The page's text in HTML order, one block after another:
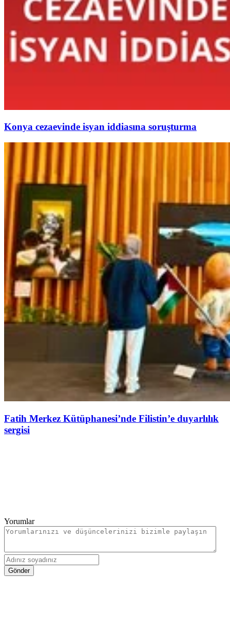
Konya cezaevinde isyan iddiasına soruşturma
Fatih Merkez Kütüphanesi’nde Filistin’e duyarlılık
sergisi
Yorumlar
Gönder